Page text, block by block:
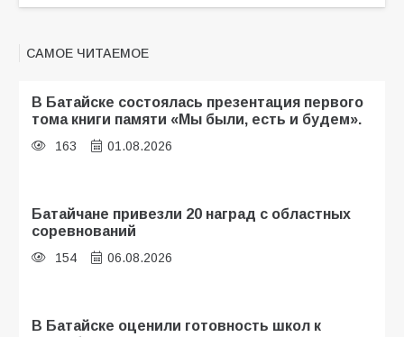
САМОЕ ЧИТАЕМОЕ
В Батайске состоялась презентация первого
тома книги памяти «Мы были, есть и будем».
163 01.08.2026
Батайчане привезли 20 наград с областных
соревнований
154 06.08.2026
В Батайске оценили готовность школ к